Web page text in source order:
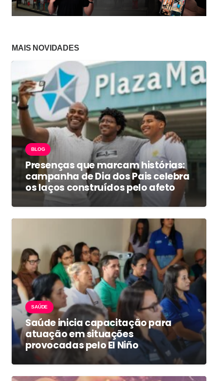
MAIS NOVIDADES
BLOG
Presenças que marcam histórias:
campanha de Dia dos Pais celebra
os laços construídos pelo afeto
SAÚDE
Saúde inicia capacitação para
atuação em situações
provocadas pelo El Niño